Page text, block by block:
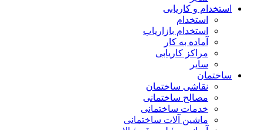
استخدام و کاریابی
استخدام
استخدام بازاریاب
آماده به کار
مراکز کاریابی
سایر
ساختمان
نقاشی ساختمان
مصالح ساختمانی
خدمات ساختمانی
ماشین آلات ساختمانی